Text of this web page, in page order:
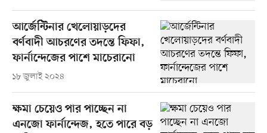
আর্জেন্টিনার খেলোয়াড়দের
বর্ণবাদী আচরণের তদন্তে ফিফা,
ফার্নান্দেজের পাশে মাচেরানো
১৮ জুলাই ২০২৪
ক্ষমা চেয়েও পার পাচ্ছেন না
এনজো ফার্নান্দেজ, হতে পারে বড়